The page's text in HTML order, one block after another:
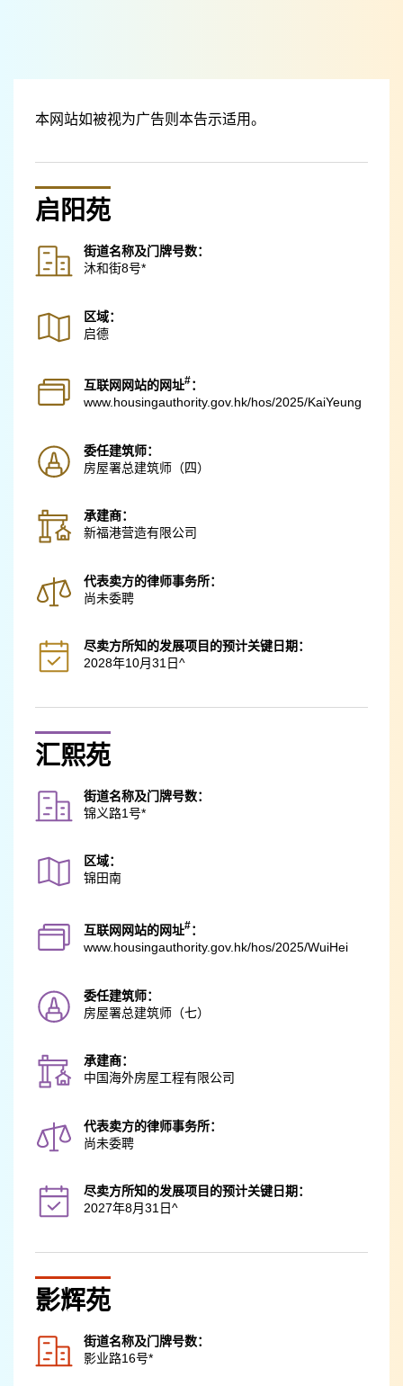
本网站如被视为广告则本告示适用。
启阳苑
街道名称及门牌号数：
沐和街8号*
区域：
启德
互联网网站的网址#：
www.housingauthority.gov.hk/hos/2025/KaiYeung
委任建筑师：
房屋署总建筑师（四）
承建商：
新福港营造有限公司
代表卖方的律师事务所：
尚未委聘
尽卖方所知的发展项目的预计关键日期：
2028年10月31日^
汇熙苑
街道名称及门牌号数：
锦义路1号*
区域：
锦田南
互联网网站的网址#：
www.housingauthority.gov.hk/hos/2025/WuiHei
委任建筑师：
房屋署总建筑师（七）
承建商：
中国海外房屋工程有限公司
代表卖方的律师事务所：
尚未委聘
尽卖方所知的发展项目的预计关键日期：
2027年8月31日^
影辉苑
街道名称及门牌号数：
影业路16号*